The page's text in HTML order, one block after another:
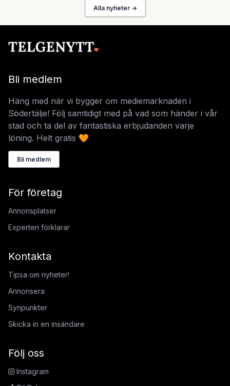
Alla nyheter →
Bli medlem
Häng med när vi bygger om mediemarknaden i
Södertälje! Följ samtidigt med på vad som händer i vår
stad och ta del av fantastiska erbjudanden varje
löning. Helt gratis 🧡
Bli medlem
För företag
Annonsplatser
Experten förklarar
Kontakta
Tipsa om nyheter!
Annonsera
Synpunkter
Skicka in en insändare
Följ oss
Instagram